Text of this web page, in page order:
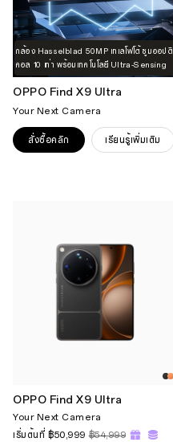
กล้อง Hasselblad 50MP เทเลโฟโต้ ซูมออปติ
คอล 10 เท่า พร้อมเทคโนโลยี Ultra-Sensing
OPPO Find X9 Ultra
Your Next Camera
สั่งซื้อคลิก เรียนรู้เพิ่มเติม
OPPO Find X9 Ultra
Your Next Camera
เริ่มต้นที่ ฿50,999 ฿54,999